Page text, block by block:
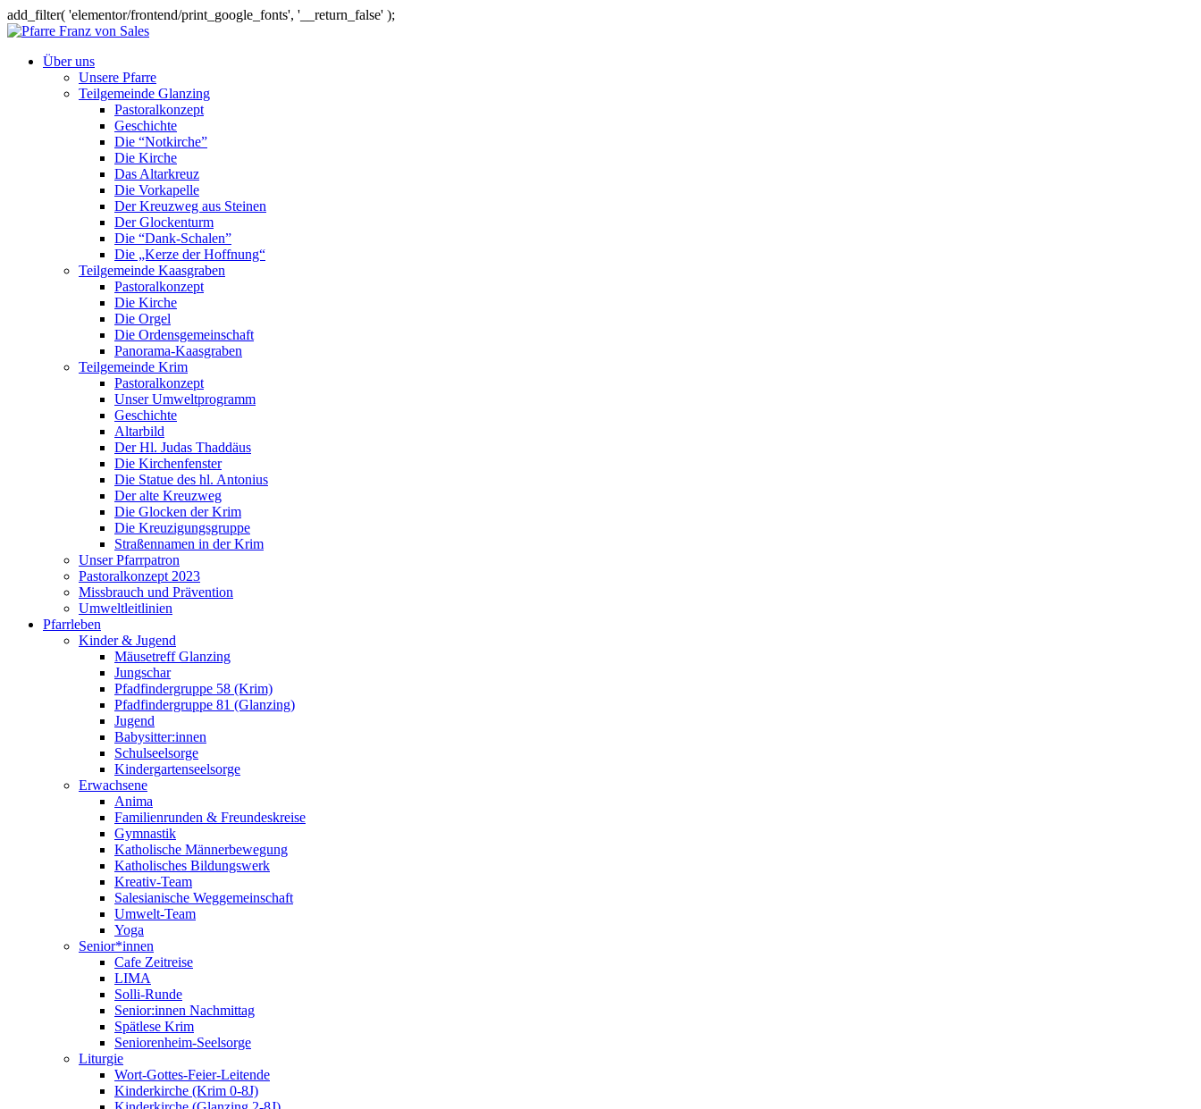
add_filter( 'elementor/frontend/print_google_fonts', '__return_false' );
Über uns
Unsere Pfarre
Teilgemeinde Glanzing
Pastoralkonzept
Geschichte
Die “Notkirche”
Die Kirche
Das Altarkreuz
Die Vorkapelle
Der Kreuzweg aus Steinen
Der Glockenturm
Die “Dank-Schalen”
Die „Kerze der Hoffnung“
Teilgemeinde Kaasgraben
Pastoralkonzept
Die Kirche
Die Orgel
Die Ordensgemeinschaft
Panorama-Kaasgraben
Teilgemeinde Krim
Pastoralkonzept
Unser Umweltprogramm
Geschichte
Altarbild
Der Hl. Judas Thaddäus
Die Kirchenfenster
Die Statue des hl. Antonius
Der alte Kreuzweg
Die Glocken der Krim
Die Kreuzigungsgruppe
Straßennamen in der Krim
Unser Pfarrpatron
Pastoralkonzept 2023
Missbrauch und Prävention
Umweltleitlinien
Pfarrleben
Kinder & Jugend
Mäusetreff Glanzing
Jungschar
Pfadfindergruppe 58 (Krim)
Pfadfindergruppe 81 (Glanzing)
Jugend
Babysitter:innen
Schulseelsorge
Kindergartenseelsorge
Erwachsene
Anima
Familienrunden & Freundeskreise
Gymnastik
Katholische Männerbewegung
Katholisches Bildungswerk
Kreativ-Team
Salesianische Weggemeinschaft
Umwelt-Team
Yoga
Senior*innen
Cafe Zeitreise
LIMA
Solli-Runde
Senior:innen Nachmittag
Spätlese Krim
Seniorenheim-Seelsorge
Liturgie
Wort-Gottes-Feier-Leitende
Kinderkirche (Krim 0-8J)